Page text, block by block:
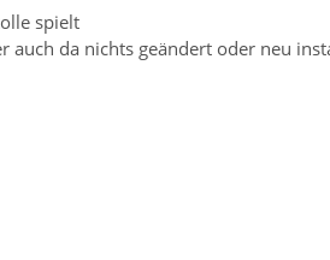
spielt
auch da nichts geändert oder neu